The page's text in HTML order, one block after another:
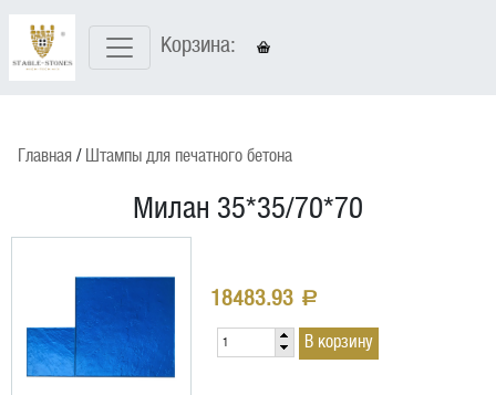
Корзина:
Главная Штампы для печатного бетона
Милан 35*35/70*70
18483.93 a